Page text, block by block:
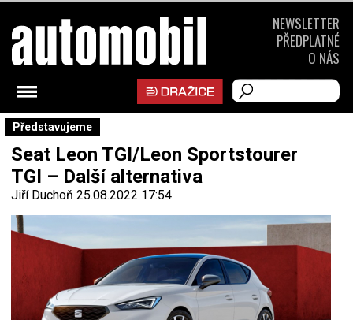
Představujeme
Seat Leon TGI/Leon Sportstourer
TGI – Další alternativa
Jiří Duchoň 25.08.2022 17:54
NEWSLETTER
PŘEDPLATNÉ
O NÁS